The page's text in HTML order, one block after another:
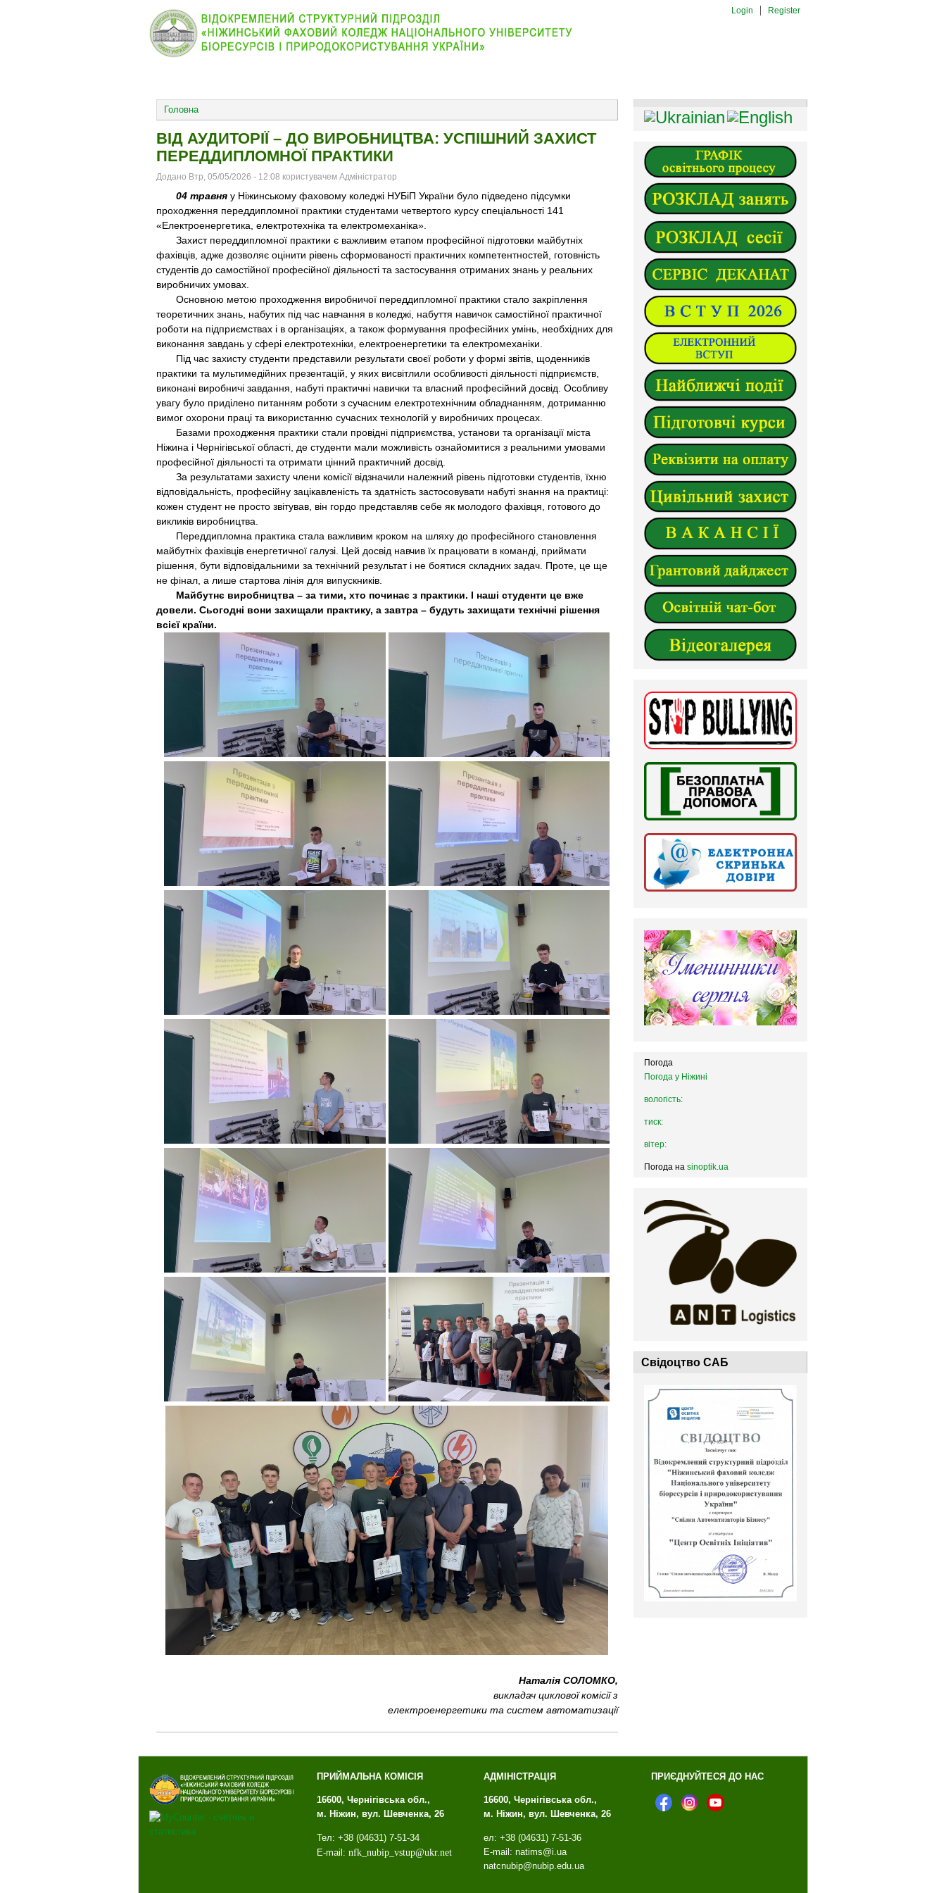
Login Register
Головна
ВІД АУДИТОРІЇ – ДО ВИРОБНИЦТВА: УСПІШНИЙ ЗАХИСТ
ПЕРЕДДИПЛОМНОЇ ПРАКТИКИ
Додано Втр, 05/05/2026 - 12:08 користувачем Адміністратор
04 травня у Ніжинському фаховому коледжі НУБіП України було підведено підсумки
проходження переддипломної практики студентами четвертого курсу спеціальності 141
«Електроенергетика, електротехніка та електромеханіка».
Захист переддипломної практики є важливим етапом професійної підготовки майбутніх
фахівців, адже дозволяє оцінити рівень сформованості практичних компетентностей, готовність
студентів до самостійної професійної діяльності та застосування отриманих знань у реальних
виробничих умовах.
Основною метою проходження виробничої переддипломної практики стало закріплення
теоретичних знань, набутих під час навчання в коледжі, набуття навичок самостійної практичної
роботи на підприємствах і в організаціях, а також формування професійних умінь, необхідних для
виконання завдань у сфері електротехніки, електроенергетики та електромеханіки.
Під час захисту студенти представили результати своєї роботи у формі звітів, щоденників
практики та мультимедійних презентацій, у яких висвітлили особливості діяльності підприємств,
виконані виробничі завдання, набуті практичні навички та власний професійний досвід. Особливу
увагу було приділено питанням роботи з сучасним електротехнічним обладнанням, дотриманню
вимог охорони праці та використанню сучасних технологій у виробничих процесах.
Базами проходження практики стали провідні підприємства, установи та організації міста
Ніжина і Чернігівської області, де студенти мали можливість ознайомитися з реальними умовами
професійної діяльності та отримати цінний практичний досвід.
За результатами захисту члени комісії відзначили належний рівень підготовки студентів, їхню
відповідальність, професійну зацікавленість та здатність застосовувати набуті знання на практиці:
кожен студент не просто звітував, він гордо представляв себе як молодого фахівця, готового до
викликів виробництва.
Переддипломна практика стала важливим кроком на шляху до професійного становлення
майбутніх фахівців енергетичної галузі. Цей досвід навчив їх працювати в команді, приймати
рішення, бути відповідальними за технічний результат і не боятися складних задач. Проте, це ще
не фінал, а лише стартова лінія для випускників.
Майбутнє виробництва – за тими, хто починає з практики. І наші студенти це вже
довели. Сьогодні вони захищали практику, а завтра – будуть захищати технічні рішення
всієї країни.
Наталія СОЛОМКО,
викладач циклової комісії з
електроенергетики та систем автоматизації
Погода
Погода у Ніжині
вологість:
тиск:
вітер:
Погода на sinoptik.ua
Свідоцтво САБ
ПРИЙМАЛЬНА КОМІСІЯ
16600, Чернігівська обл.,
м. Ніжин, вул. Шевченка, 26
Тел: +38 (04631) 7-51-34
E-mail: nfk_ nubip_ vstup@ukr. net
АДМІНІСТРАЦІЯ
16600, Чернігівська обл.,
м. Ніжин, вул. Шевченка, 26
ел: +38 (04631) 7-51-36
E-mail: natims@i.ua
natcnubip@nubip.edu.ua
ПРИЄДНУЙТЕСЯ ДО НАС